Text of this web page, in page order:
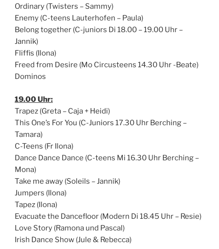
Ordinary (Twisters – Sammy)
Enemy (C-teens Lauterhofen – Paula)
Belong together (C-juniors Di 18.00 – 19.00 Uhr –
Jannik)
Fliffis (Ilona)
Freed from Desire (Mo Circusteens 14.30 Uhr -Beate)
Dominos
19.00 Uhr:
Trapez (Greta – Caja + Heidi)
This One’s For You (C-Juniors 17.30 Uhr Berching –
Tamara)
C-Teens (Fr Ilona)
Dance Dance Dance (C-teens Mi 16.30 Uhr Berching –
Mona)
Take me away (Soleils – Jannik)
Jumpers (Ilona)
Tapez (Ilona)
Evacuate the Dancefloor (Modern Di 18.45 Uhr – Resie)
Love Story (Ramona und Pascal)
Irish Dance Show (Jule & Rebecca)